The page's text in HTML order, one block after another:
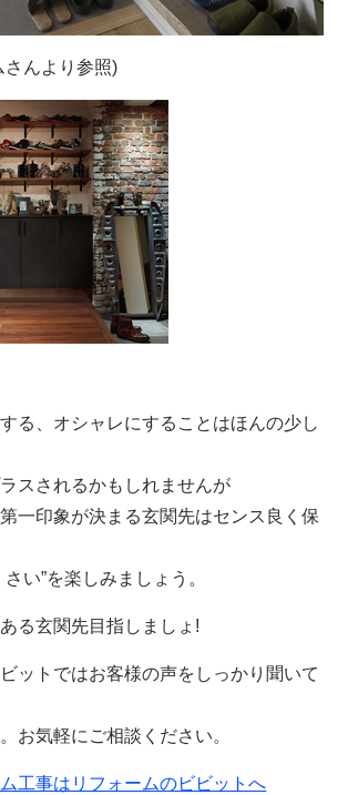
さんより参照)
る、オシャレにすることはほんの少し
スされるかもしれませんが
一印象が決まる玄関先はセンス良く保
い”を楽しみましょう。
る玄関先目指しましょ!
ットではお客様の声をしっかり聞いて
お気軽にご相談ください。
工事はリフォームのビビットへ